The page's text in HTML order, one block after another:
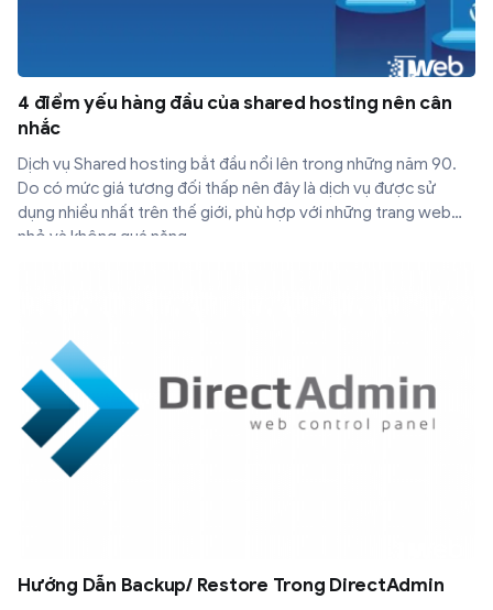
4 điểm yếu hàng đầu của shared hosting nên cân
nhắc
Dịch vụ Shared hosting bắt đầu nổi lên trong những năm 90.
Do có mức giá tương đối thấp nên đây là dịch vụ được sử
dụng nhiều nhất trên thế giới, phù hợp với những trang web
nhỏ và không quá nặng.
Hướng Dẫn Backup/ Restore Trong DirectAdmin